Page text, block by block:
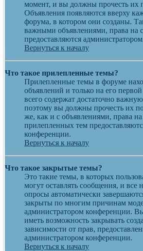
момент, и вы должны прочесть их
Объявления появляются вверху
форума, в котором они созданы.
важными объявлениями, права на
предоставляются
Вернуться к началу
Что такое прилепленные темы?
Прилепленные темы в форуме
объявлений и только на его
всего содержат достаточно
поэтому вы должны прочесть их
же, как и с объявлениями, права на
прилепленных тем
конференции.
Вернуться к началу
Что такое закрытые темы?
Это такие темы, в которых
могут оставлять сообщения, и все
опросы автоматически
закрыты по многим причинам
администратором конференции.
иметь возможность закрывать
зависимости от прав,
администратором конференции.
Вернуться к началу